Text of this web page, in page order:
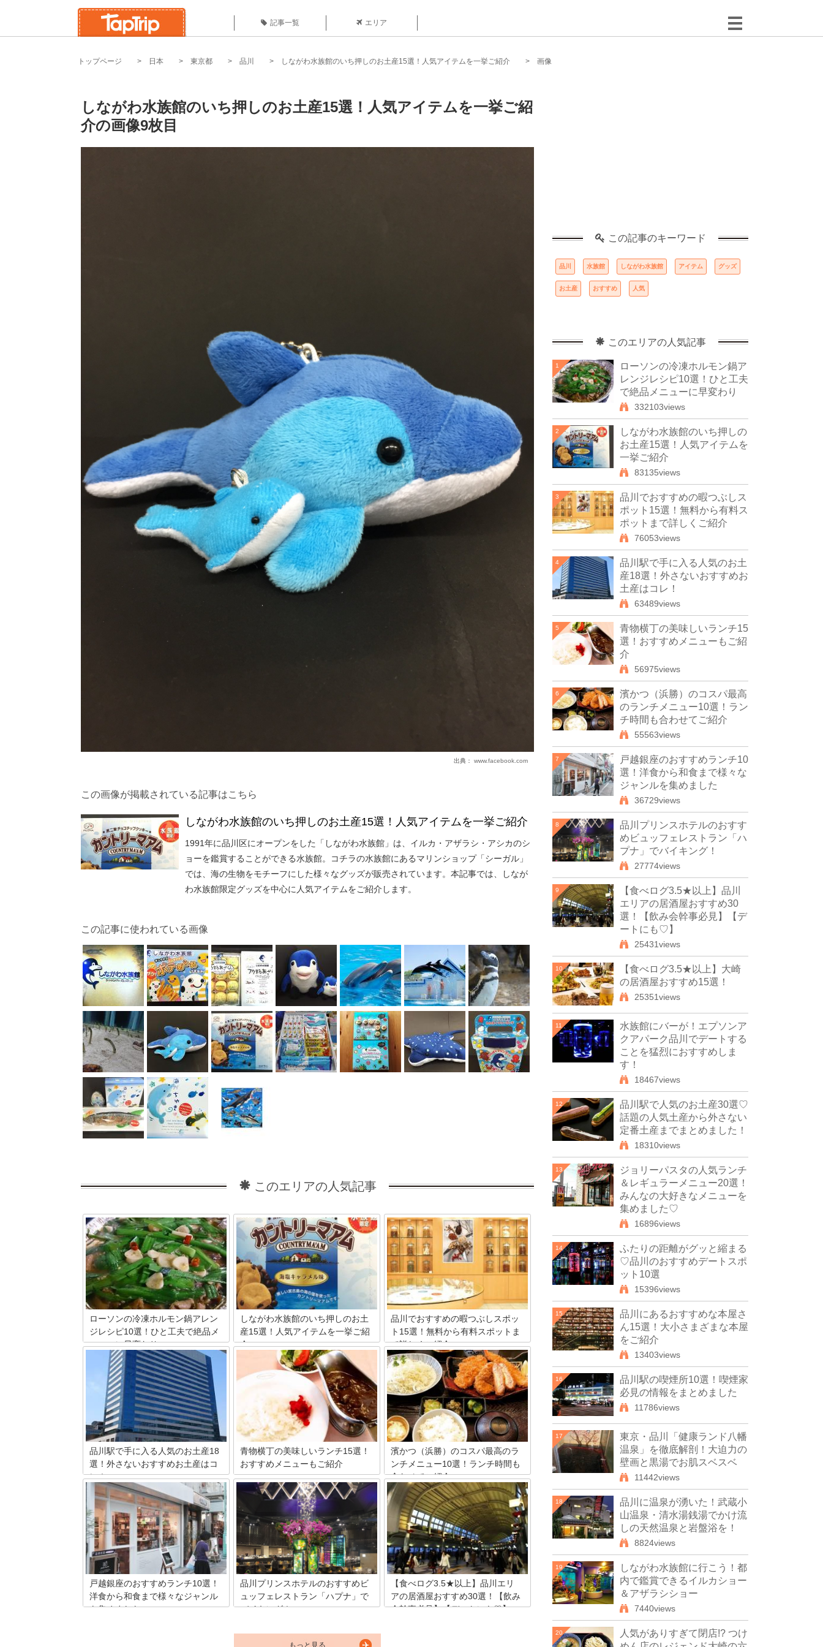
記事一覧 エリア
トップページ 日本 東京都 品川 しながわ水族館のいち押しのお土産15選！人気アイテムを一挙ご紹介 画像
しながわ水族館のいち押しのお土産15選！人気アイテムを一挙ご紹
介の画像9枚目
出典： www.facebook.com
この画像が掲載されている記事はこちら
しながわ水族館のいち押しのお土産15選！人気アイテムを一挙ご紹介
1991年に品川区にオープンをした「しながわ水族館」は、イルカ・アザラシ・アシカのシ
ョーを鑑賞することができる水族館。コチラの水族館にあるマリンショップ「シーガル」
では、海の生物をモチーフにした様々なグッズが販売されています。本記事では、しなが
わ水族館限定グッズを中心に人気アイテムをご紹介します。
この記事に使われている画像
このエリアの人気記事
ローソンの冷凍ホルモン鍋アレン
ジレシピ10選！ひと工夫で絶品メ
ニューに早変わり
ローソンの冷凍食品コーナーに売られて
いるホルモン鍋、通称「ローホル」。男
性を中心に熱狂的なファンが多い人気の
商品です。濃くて辛いホルモン鍋は、そ
のまま食べてもいいですが、ネギやチー
ズなどの食材を一品二品ちょい足しする
と、まろやかになってよりおいしくいた
だけます。簡単に作れるローホルのアレ
ンジレシピを、10品ご紹介します。
しながわ水族館のいち押しのお土
産15選！人気アイテムを一挙ご紹
介
1991年に品川区にオープンをした「しな
がわ水族館」は、イルカ・アザラシ・ア
シカのショーを鑑賞することができる水
族館。コチラの水族館にあるマリンショ
ップ「シーガル」では、海の生物をモチ
ーフにした様々なグッズが販売されてい
ます。本記事では、しながわ水族館限定
グッズを中心に人気アイテムをご紹介し
ます。
品川でおすすめの暇つぶしスポッ
ト15選！無料から有料スポットま
で詳しくご紹介
都内でも有数のターミナル駅品川。JR東
日本の各線、JR東海の東海道新幹線、京
浜急行電鉄の本線が通るこの駅周辺には
何かと立ち寄る機会も多いかもしれませ
ん。そんな品川周辺で暇つぶしのできる
おすすめスポットを15か所厳選してご紹
介致します♪屋外室内施設、また無料有
料施設共にあるので、シーンに合わせて
ご活用ください！
品川駅で手に入る人気のお土産18
選！外さないおすすめお土産はコ
レ！
帰省するのに忙しくて品川駅のお土産を
購入できなかったといいう人必見！品川
駅のエキナカにある「エキュート品川」
で購入可能な人気のお土産を集めてみま
した。どれも手軽にゲットできて喜ばれ
ること間違いなしです。品川駅のお土産
だけでなく自分へのご褒美に買いたくな
るかもしれません。
青物横丁の美味しいランチ15選！
おすすめメニューもご紹介
JR品川駅から京浜急行に乗車して青物横
丁駅へ。予定がなければなかなか利用す
る機会もないという方も多いかもしれま
せん。今回ご紹介するのは、この青物横
丁駅周辺のランチ情報です。イタリア
ン、中華をはじめ胃袋を満たしてくれる
絶品ランチ店をご紹介します。
濱かつ（浜勝）のコスパ最高のラ
ンチメニュー10選！ランチ時間も
合わせてご紹介
サクサクの衣とジューシーな肉汁がたま
らないとんかつ。白いご飯を何杯でもお
かわりしてしまいたくなる鉄板メニュー
です。そんな誰もが大好きな美味しいと
んかつをリーズナブルなお値段で楽しめ
ると評判なのが「とんかつ 濱かつ」で
す。今回は、人気のランチメニューをご
紹介します。ぜひ、参考にしてみてくだ
さい。
戸越銀座のおすすめランチ10選！
洋食から和食まで様々なジャンル
を集めました
品川プリンスホテルのおすすめビ
ュッフェレストラン「ハプナ」で
バイキング！
レストラン「ハプナ」の年間来店者数は
【食べログ3.5★以上】品川エリ
アの居酒屋おすすめ30選！【飲み
会幹事必見】【デートにも♡】
もっと見る
この記事のキーワード
品川 水族館 しながわ水族館 アイテム グッズ
お土産 おすすめ 人気
このエリアの人気記事
1
ローソンの冷凍ホルモン鍋ア
レンジレシピ10選！ひと工夫
で絶品メニューに早変わり
332103views
2
しながわ水族館のいち押しの
お土産15選！人気アイテムを
一挙ご紹介
83135views
3
品川でおすすめの暇つぶしス
ポット15選！無料から有料ス
ポットまで詳しくご紹介
76053views
4
品川駅で手に入る人気のお土
産18選！外さないおすすめお
土産はコレ！
63489views
5
青物横丁の美味しいランチ15
選！おすすめメニューもご紹
介
56975views
6
濱かつ（浜勝）のコスパ最高
のランチメニュー10選！ラン
チ時間も合わせてご紹介
55563views
7
戸越銀座のおすすめランチ10
選！洋食から和食まで様々な
ジャンルを集めました
36729views
8
品川プリンスホテルのおすす
めビュッフェレストラン「ハ
プナ」でバイキング！
27774views
9
【食べログ3.5★以上】品川
エリアの居酒屋おすすめ30
選！【飲み会幹事必見】【デ
ートにも♡】
25431views
10
【食べログ3.5★以上】大崎
の居酒屋おすすめ15選！
25351views
11
水族館にバーが！エプソンア
クアパーク品川でデートする
ことを猛烈におすすめしま
す！
18467views
12
品川駅で人気のお土産30選♡
話題の人気土産から外さない
定番土産までまとめました！
18310views
13
ジョリーパスタの人気ランチ
＆レギュラーメニュー20選！
みんなの大好きなメニューを
集めました♡
16896views
14
ふたりの距離がグッと縮まる
♡品川のおすすめデートスポ
ット10選
15396views
15
品川にあるおすすめな本屋さ
ん15選！大小さまざまな本屋
をご紹介
13403views
16
品川駅の喫煙所10選！喫煙家
必見の情報をまとめました
11786views
17
東京・品川「健康ランド八幡
温泉」を徹底解剖！大迫力の
壁画と黒湯でお肌スベスベ
11442views
18
品川に温泉が湧いた！武蔵小
山温泉・清水湯銭湯でかけ流
しの天然温泉と岩盤浴を！
8824views
19
しながわ水族館に行こう！都
内で鑑賞できるイルカショー
＆アザラシショー
7440views
20
人気がありすぎて閉店!? つけ